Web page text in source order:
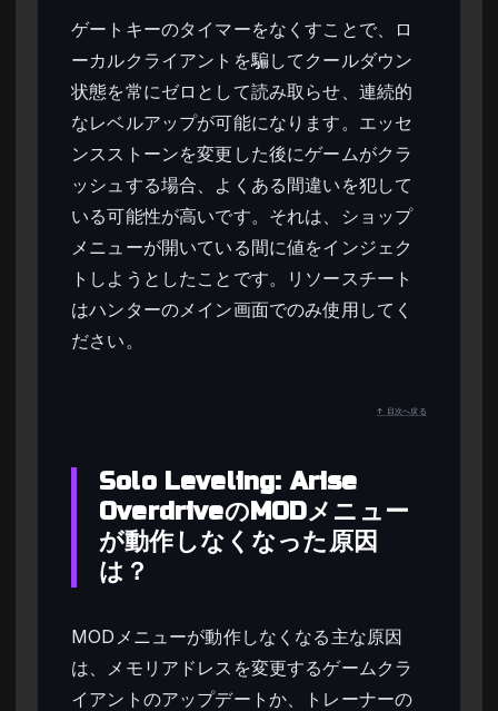
ゲートキーのタイマーをなくすことで、ロ
ーカルクライアントを騙してクールダウン
状態を常にゼロとして読み取らせ、連続的
なレベルアップが可能になります。エッセ
ンスストーンを変更した後にゲームがクラ
ッシュする場合、よくある間違いを犯して
いる可能性が高いです。それは、ショップ
メニューが開いている間に値をインジェク
トしようとしたことです。リソースチート
はハンターのメイン画面でのみ使用してく
ださい。
↑ 目次へ戻る
Solo Leveling: Arise
OverdriveのMODメニュー
が動作しなくなった原因
は？
MODメニューが動作しなくなる主な原因
は、メモリアドレスを変更するゲームクラ
イアントのアップデートか、トレーナーの